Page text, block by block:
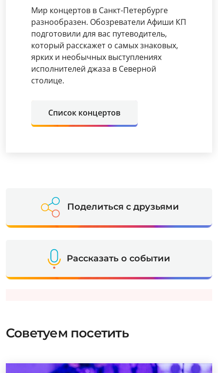
Мир концертов в Санкт-Петербурге
разнообразен. Обозреватели Афиши КП
подготовили для вас путеводитель,
который расскажет о самых знаковых,
ярких и необычных выступлениях
исполнителей джаза в Северной
столице.
Список концертов
Поделиться с друзьями
Рассказать о событии
Советуем посетить